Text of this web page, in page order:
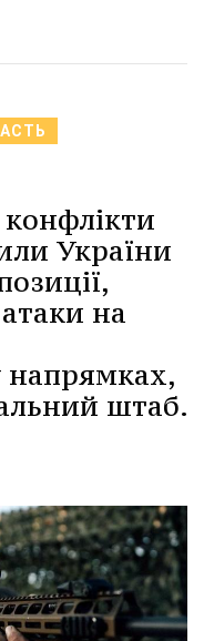
України
на
напрямках,
штаб.